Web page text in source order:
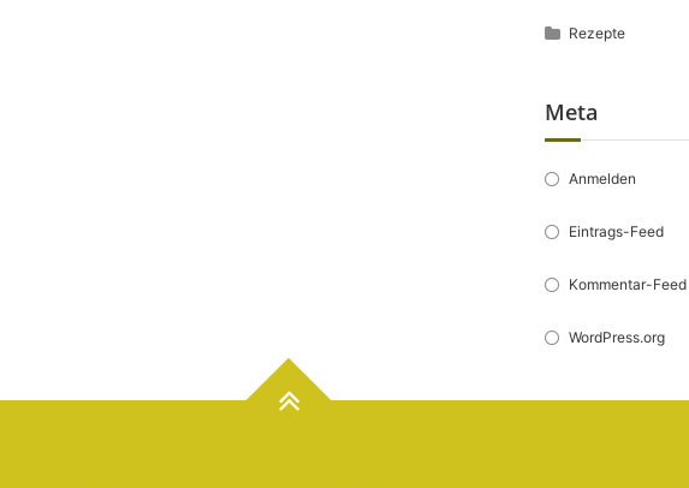
Rezepte
Meta
Anmelden
Eintrags-Feed
Kommentar-Feed
WordPress.org